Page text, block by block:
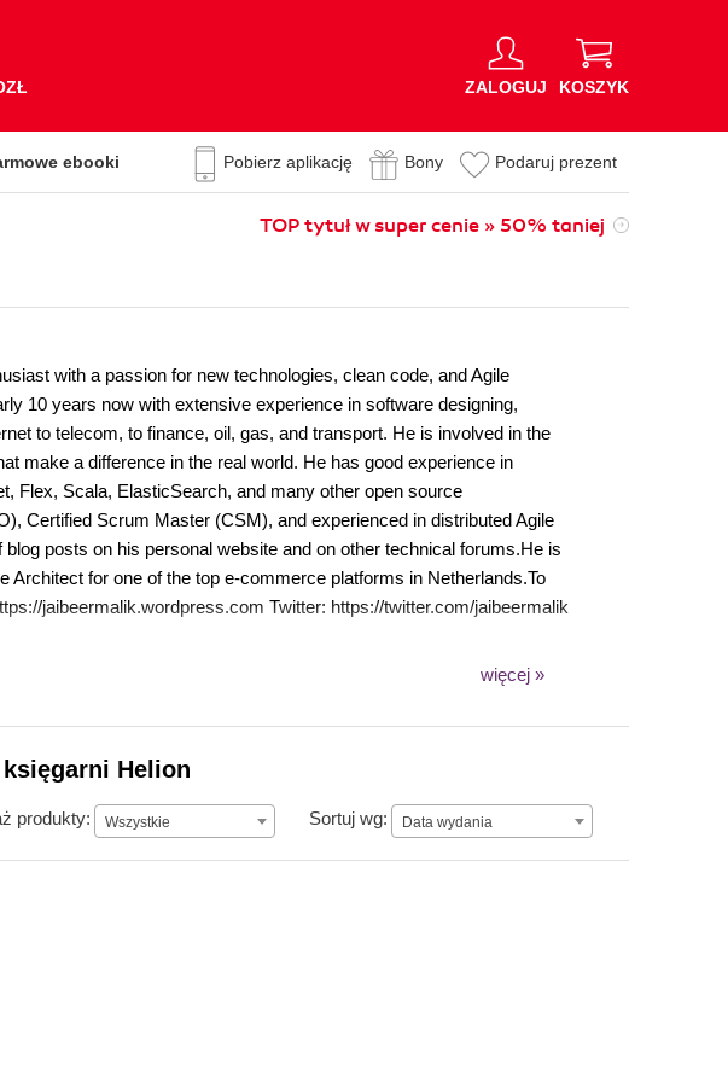
ZALOGUJ KOSZYK
ebooki Pobierz aplikację Bony Podaruj prezent
TOP tytuł w super cenie » 50% taniej
with a passion for new technologies, clean code, and Agile
10 years now with extensive experience in software designing,
to telecom, to finance, oil, gas, and transport. He is involved in the
make a difference in the real world. He has good experience in
Flex, Scala, ElasticSearch, and many other open source
Certified Scrum Master (CSM), and experienced in distributed Agile
posts on his personal website and on other technical forums.He is
for one of the top e-commerce platforms in Netherlands.To
jaibeermalik.wordpress.com Twitter: https://twitter.com/jaibeermalik
więcej »
Helion
produkty: Wszystkie Sortuj wg: Data wydania
Data wydania